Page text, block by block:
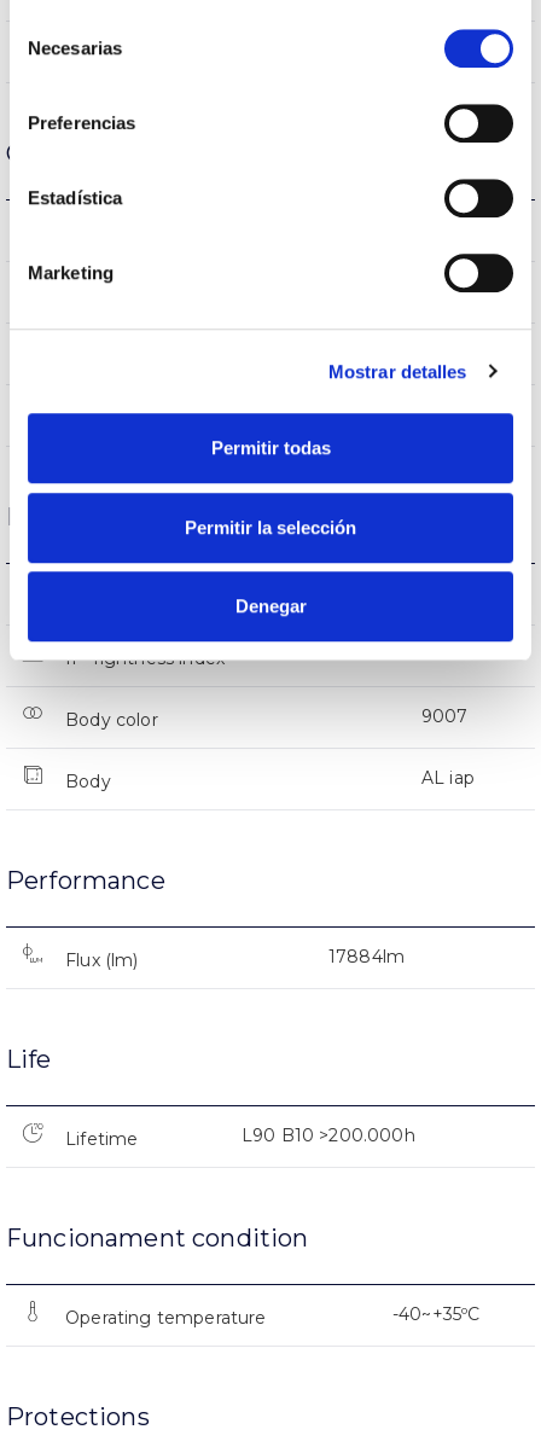
Necesarias
Preferencias
Estadística
Marketing
Mostrar detalles
Permitir todas
Permitir la selección
Denegar
Linkable
Optical data
Higher Hemispheric Flow 0,0%
Housing and Finish
IK Impact resistance
IP Tightness index IP66
Body color 9007
Body AL iap
Performance
Flux (lm) 17884lm
Life
Lifetime L90 B10 >200.000h
Funcionament condition
Operating temperature -40~+35ºC
Protections